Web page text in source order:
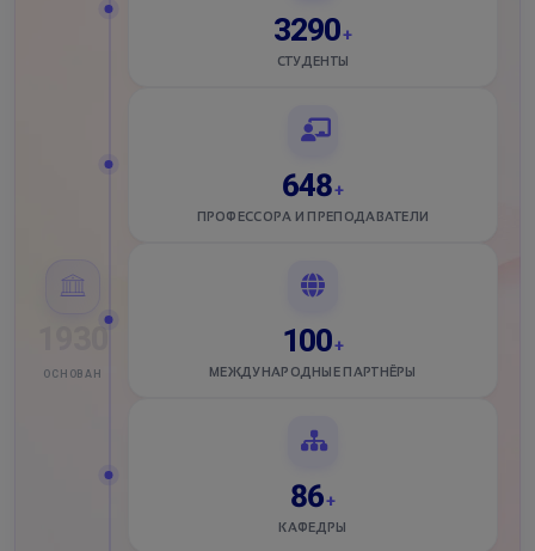
ОСНОВАН
4786+
СТУДЕНТЫ
648+
ПРОФЕССОРА И ПРЕПОДАВАТЕЛИ
100+
МЕЖДУНАРОДНЫЕ ПАРТНЁРЫ
86+
КАФЕДРЫ